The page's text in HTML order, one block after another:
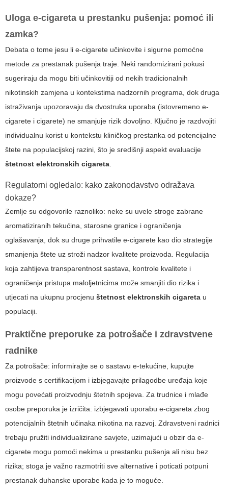
Uloga e-cigareta u prestanku pušenja: pomoć ili
zamka?
Debata o tome jesu li e-cigarete učinkovite i sigurne pomoćne
metode za prestanak pušenja traje. Neki randomizirani pokusi
sugeriraju da mogu biti učinkovitiji od nekih tradicionalnih
nikotinskih zamjena u kontekstima nadzornih programa, dok druga
istraživanja upozoravaju da dvostruka uporaba (istovremeno e-
cigarete i cigarete) ne smanjuje rizik dovoljno. Ključno je razdvojiti
individualnu korist u kontekstu kliničkog prestanka od potencijalne
štete na populacijskoj razini, što je središnji aspekt evaluacije
štetnost elektronskih cigareta.
Regulatorni ogledalo: kako zakonodavstvo odražava
dokaze?
Zemlje su odgovorile raznoliko: neke su uvele stroge zabrane
aromatiziranih tekućina, starosne granice i ograničenja
oglašavanja, dok su druge prihvatile e-cigarete kao dio strategije
smanjenja štete uz stroži nadzor kvalitete proizvoda. Regulacija
koja zahtijeva transparentnost sastava, kontrole kvalitete i
ograničenja pristupa maloljetnicima može smanjiti dio rizika i
utjecati na ukupnu procjenu štetnost elektronskih cigareta u
populaciji.
Praktične preporuke za potrošače i zdravstvene
radnike
Za potrošače: informirajte se o sastavu e-tekućine, kupujte
proizvode s certifikacijom i izbjegavajte prilagodbe uređaja koje
mogu povećati proizvodnju štetnih spojeva. Za trudnice i mlađe
osobe preporuka je izričita: izbjegavati uporabu e-cigareta zbog
potencijalnih štetnih učinaka nikotina na razvoj. Zdravstveni radnici
trebaju pružiti individualizirane savjete, uzimajući u obzir da e-
cigarete mogu pomoći nekima u prestanku pušenja ali nisu bez
rizika; stoga je važno razmotriti sve alternative i poticati potpuni
prestanak duhanske uporabe kada je to moguće.